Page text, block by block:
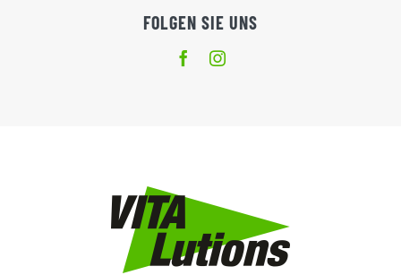
FOLGEN SIE UNS